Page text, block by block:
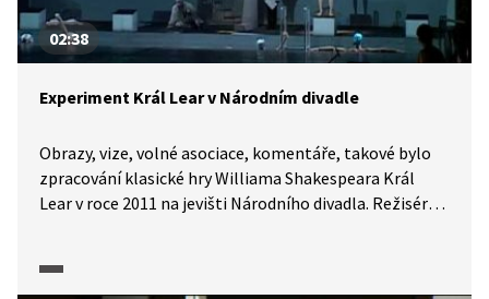
02:38
Experiment Král Lear v Národním divadle
Obrazy, vize, volné asociace, komentáře, takové bylo
zpracování klasické hry Williama Shakespeara Král
Lear v roce 2011 na jevišti Národního divadla. Režisér
V hlavní roli se představil David Prachař.